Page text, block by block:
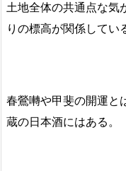
土地全体の共通点な気
りの標高が関係してい
春鶯囀や甲斐の開運と
蔵の日本酒にはある。